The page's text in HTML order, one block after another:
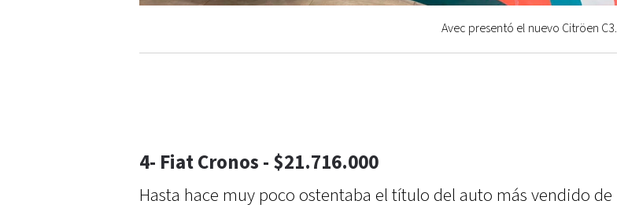
Avec presentó el nuevo Citröen C3.
4- Fiat Cronos - $21.716.000
Hasta hace muy poco ostentaba el título del auto más vendido de